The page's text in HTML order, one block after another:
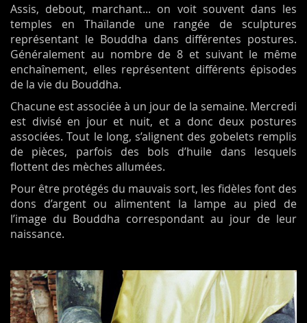
Assis, debout, marchant... on voit souvent dans les
temples en Thaïlande une rangée de sculptures
représentant le Bouddha dans différentes postures.
Généralement au nombre de 8 et suivant le même
enchaînement, elles représentent différents épisodes
de la vie du Bouddha.
Chacune est associée à un jour de la semaine. Mercredi
est divisé en jour et nuit, et a donc deux postures
associées. Tout le long, s’alignent des gobelets remplis
de pièces, parfois des bols d’huile dans lesquels
flottent des mèches allumées.
Pour être protégés du mauvais sort, les fidèles font des
dons d’argent ou alimentent la lampe au pied de
l’image du Bouddha correspondant au jour de leur
naissance.